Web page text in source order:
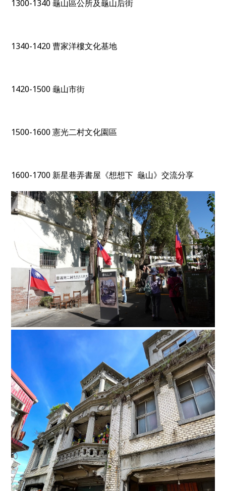
1300-1340龜山區公所及龜山后街
1340-1420曹家洋樓文化基地
1420-1500龜山市街
1500-1600憲光二村文化園區
1600-1700 新星巷弄書屋《想想下 龜山》交流分享